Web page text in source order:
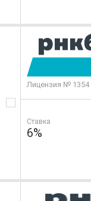
Лицензия № 1354
Ставка
6%